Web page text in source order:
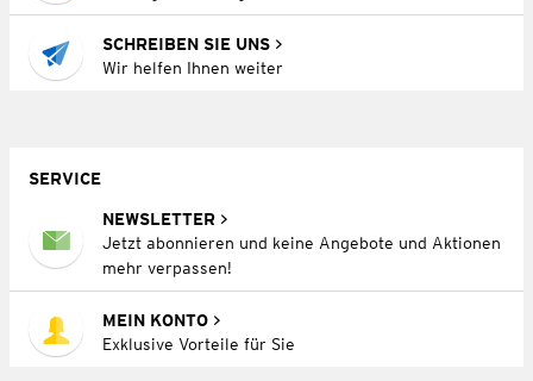
SCHREIBEN SIE UNS
Wir helfen Ihnen weiter
SERVICE
NEWSLETTER
Jetzt abonnieren und keine Angebote und Aktionen
mehr verpassen!
MEIN KONTO
Exklusive Vorteile für Sie